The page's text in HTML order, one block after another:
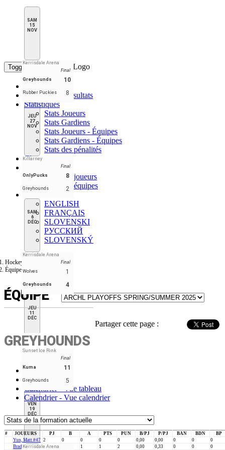
SAM
15
NOV
Kerrisdale Arena
Final
Greyhounds
10
Rubber Puckies 8
JEU
27
NOV
Killarney
Final
OnlyPucks
8
Greyhounds 2
SAM
6
DÉC
Kerrisdale Arena
Final
Wolves
1
Greyhounds 4
JEU
11
DÉC
Sunset Ice Rink
Final
Kuma
11
Greyhounds 5
VEN
19
DÉC
Kerrisdale Arena
Toggle navigation
Calendrier & résultats
Statistiques
Stats Joueurs
Stats Gardiens
Stats Joueurs - Équipes
Stats Gardiens - Équipes
Stats des pénalités
Classement
Meneurs joueurs
Meneurs équipes
ENGLISH
FRANÇAIS
SLOVENSKI
РУССКИЙ
SLOVENSKÝ
Hockey Tourney
Équipe
ÉQUIPE
Partager cette page :
GREYHOUNDS
Stats
Formation
Calendrier - Vue tableau
Calendrier - Vue calendrier
# JOUEURS PJ B A PTS PUN B/PJ P/PJ BAN BDN
BP
Yun, Matt #47 2 0 0 0 0 0,00 0,00 0 0
0
Brady, Joe #84 3 1 1 2 0,00 0,33 0 0
0